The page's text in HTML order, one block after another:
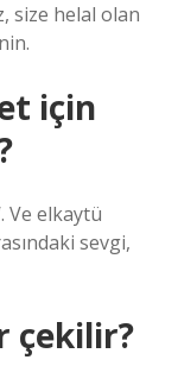
size helal olan
için
Ve elkaytü
sevgi,
çekilir?